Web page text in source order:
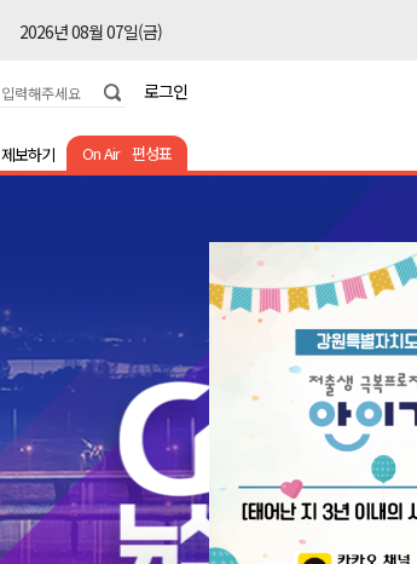
2026년 08월 07일(금)
2026년 08월 07일(금)
2026년 08월 07일(금)
2026년 08월 07일(금)
2026년 08월 07일(금)
2026년 08월 07일(금)
2026년 08월 07일(금)
2026년 08월 07일(금)
2026년 08월 07일(금)
로그인
On Air 편성표
제보하기